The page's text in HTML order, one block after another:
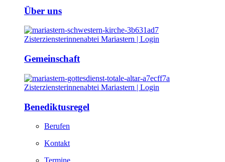
Über uns
Gemeinschaft
Benediktusregel
Berufen
Kontakt